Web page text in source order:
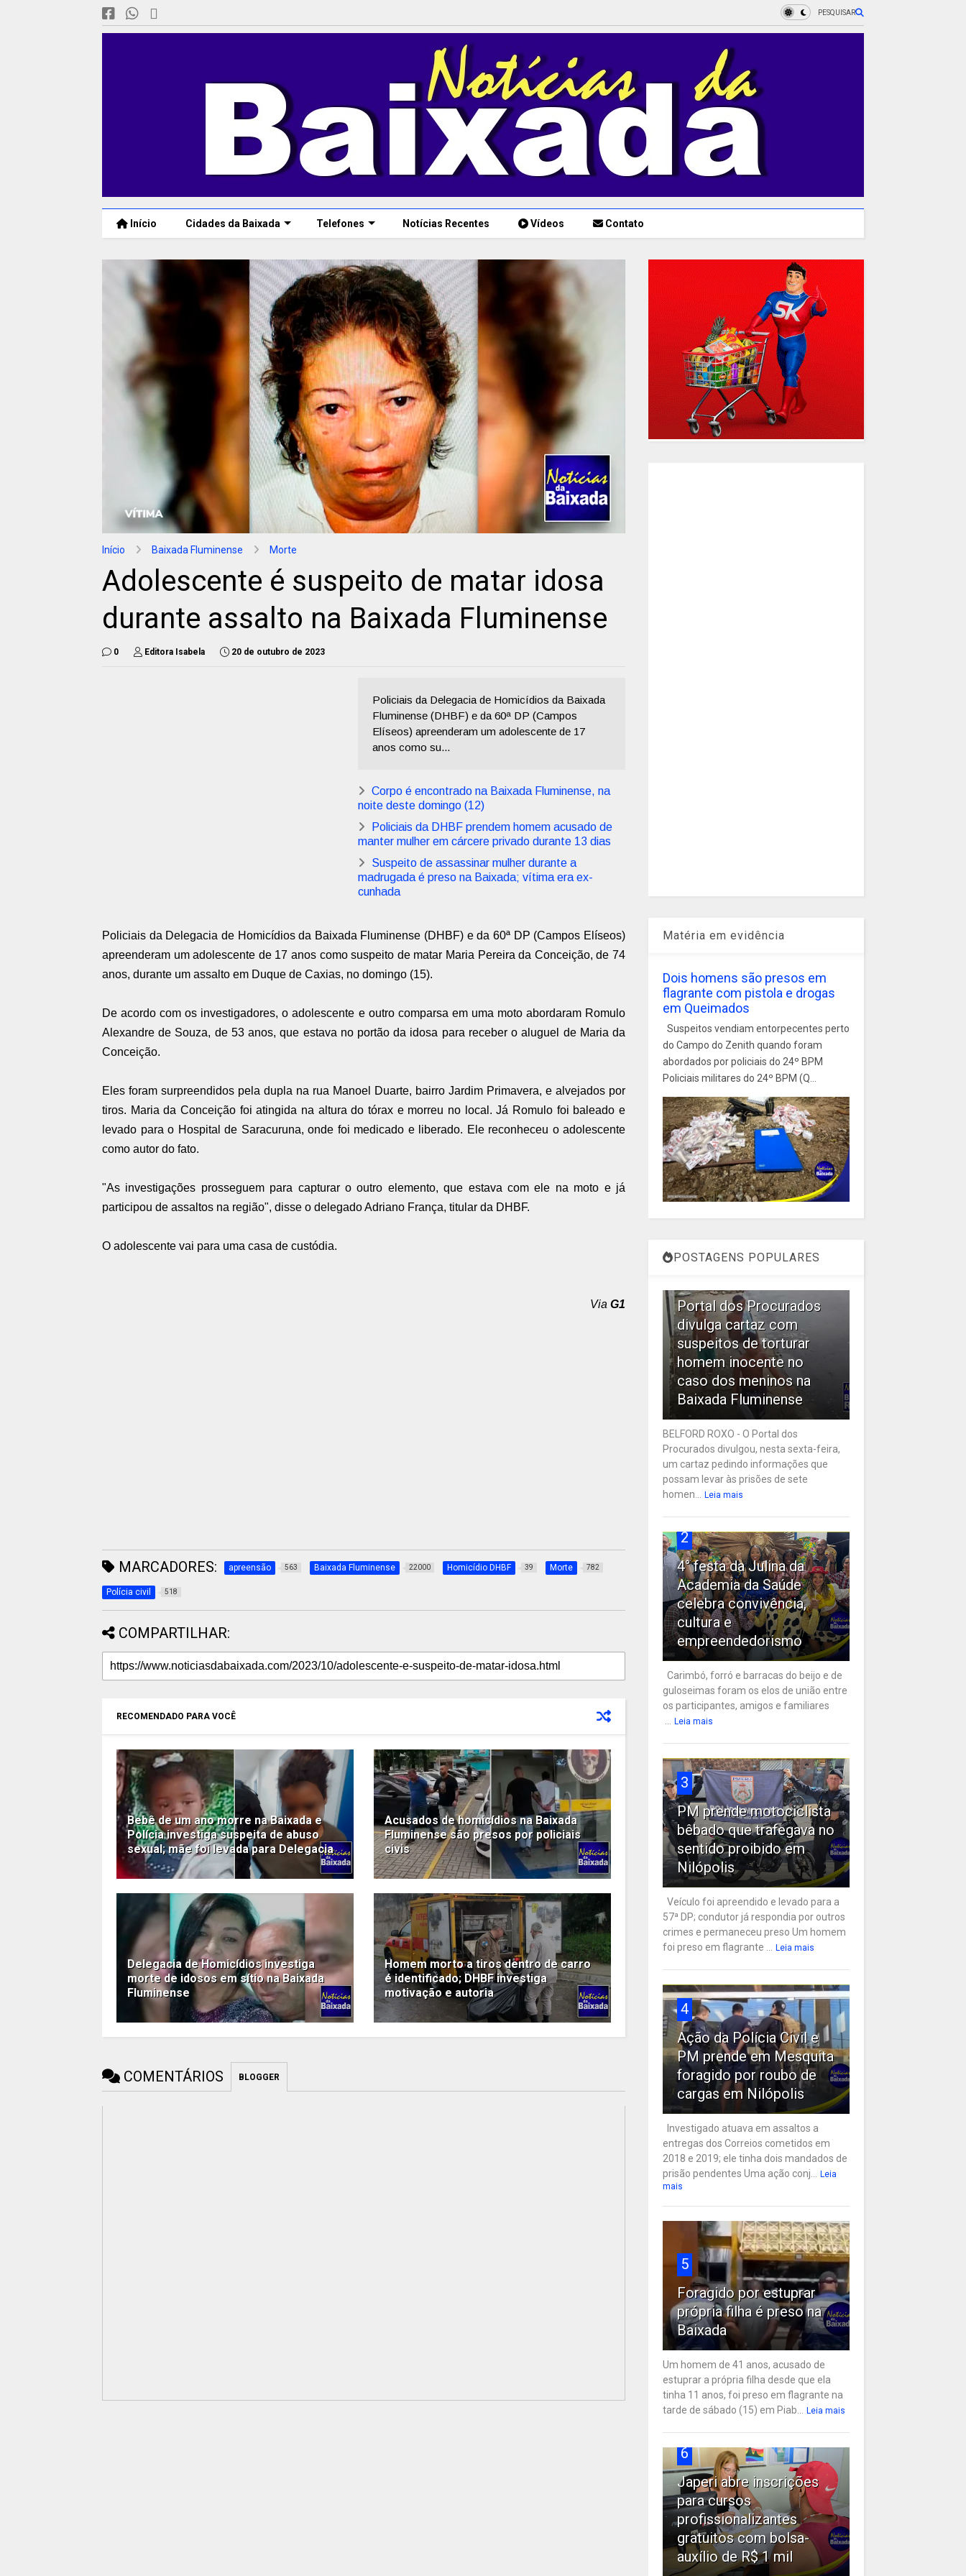
PESQUISAR
Início Cidades da Baixada Telefones Notícias Recentes Vídeos Contato
Início Baixada Fluminense Morte
Adolescente é suspeito de matar idosa
durante assalto na Baixada Fluminense
0 Editora Isabela 20 de outubro de 2023
Policiais da Delegacia de Homicídios da Baixada
Fluminense (DHBF) e da 60ª DP (Campos
Elíseos) apreenderam um adolescente de 17
anos como su...
Corpo é encontrado na Baixada Fluminense, na
noite deste domingo (12)
Policiais da DHBF prendem homem acusado de
manter mulher em cárcere privado durante 13 dias
Suspeito de assassinar mulher durante a
madrugada é preso na Baixada; vítima era ex-
cunhada
Policiais da Delegacia de Homicídios da Baixada Fluminense (DHBF) e da 60ª DP (Campos Elíseos)
apreenderam um adolescente de 17 anos como suspeito de matar Maria Pereira da Conceição, de 74
anos, durante um assalto em Duque de Caxias, no domingo (15).
De acordo com os investigadores, o adolescente e outro comparsa em uma moto abordaram Romulo
Alexandre de Souza, de 53 anos, que estava no portão da idosa para receber o aluguel de Maria da
Conceição.
Eles foram surpreendidos pela dupla na rua Manoel Duarte, bairro Jardim Primavera, e alvejados por
tiros. Maria da Conceição foi atingida na altura do tórax e morreu no local. Já Romulo foi baleado e
levado para o Hospital de Saracuruna, onde foi medicado e liberado. Ele reconheceu o adolescente
como autor do fato.
"As investigações prosseguem para capturar o outro elemento, que estava com ele na moto e já
participou de assaltos na região", disse o delegado Adriano França, titular da DHBF.
O adolescente vai para uma casa de custódia.
Via G1
MARCADORES: apreensão 563 Baixada Fluminense 22000 Homicídio DHBF 39 Morte 782
Polícia civil 518
COMPARTILHAR:
RECOMENDADO PARA VOCÊ
Bebê de um ano morre na Baixada e
Polícia investiga suspeita de abuso
sexual; mãe foi levada para Delegacia
Acusados de homicídios na Baixada
Fluminense são presos por policiais
civis
Delegacia de Homicídios investiga
morte de idosos em sítio na Baixada
Fluminense
Homem morto a tiros dentro de carro
é identificado; DHBF investiga
motivação e autoria
COMENTÁRIOS BLOGGER
Matéria em evidência
Dois homens são presos em
flagrante com pistola e drogas
em Queimados
Suspeitos vendiam entorpecentes perto
do Campo do Zenith quando foram
abordados por policiais do 24º BPM
Policiais militares do 24º BPM (Q...
POSTAGENS POPULARES
Portal dos Procurados
divulga cartaz com
suspeitos de torturar
homem inocente no
caso dos meninos na
Baixada Fluminense
BELFORD ROXO - O Portal dos
Procurados divulgou, nesta sexta-feira,
um cartaz pedindo informações que
possam levar às prisões de sete
homen... Leia mais
2
4° festa da Julina da
Academia da Saúde
celebra convivência,
cultura e
empreendedorismo
Carimbó, forró e barracas do beijo e de
guloseimas foram os elos de união entre
os participantes, amigos e familiares
... Leia mais
3
PM prende motociclista
bêbado que trafegava no
sentido proibido em
Nilópolis
Veículo foi apreendido e levado para a
57ª DP; condutor já respondia por outros
crimes e permaneceu preso Um homem
foi preso em flagrante ... Leia mais
4
Ação da Polícia Civil e
PM prende em Mesquita
foragido por roubo de
cargas em Nilópolis
Investigado atuava em assaltos a
entregas dos Correios cometidos em
2018 e 2019; ele tinha dois mandados de
prisão pendentes Uma ação conj... Leia
mais
5
Foragido por estuprar
própria filha é preso na
Baixada
Um homem de 41 anos, acusado de
estuprar a própria filha desde que ela
tinha 11 anos, foi preso em flagrante na
tarde de sábado (15) em Piab... Leia mais
6
Japeri abre inscrições
para cursos
profissionalizantes
gratuitos com bolsa-
auxílio de R$ 1 mil